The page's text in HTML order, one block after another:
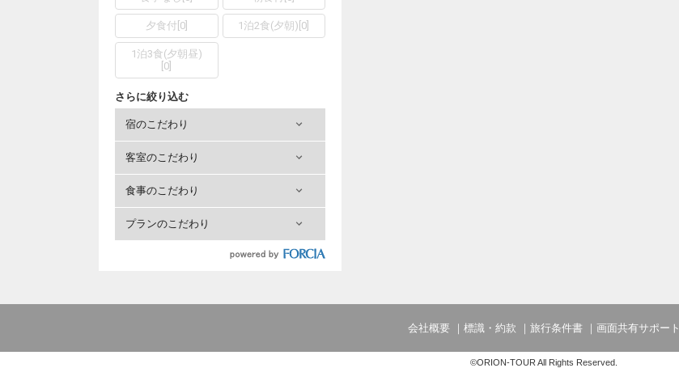
夕食付 0] 1泊2食(夕朝) 0
1泊3食(夕朝昼)
0
さらに絞り込む
宿のこだわり
客室のこだわり
食事のこだわり
プランのこだわり
会社概要 標識・約款 旅行条件書 画面共有サポート
©ORION-TOUR All Rights Reserved.